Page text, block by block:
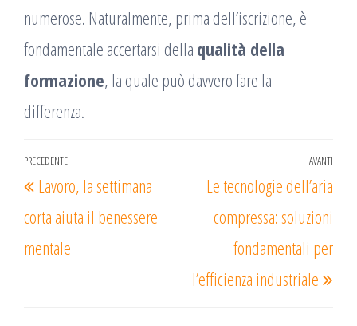
numerose. Naturalmente, prima dell’iscrizione, è
fondamentale accertarsi della qualità della
formazione, la quale può davvero fare la
differenza.
Navigazione
articoli
Articolo
precedente
PRECEDENTE
Lavoro, la settimana
corta aiuta il benessere
mentale
AVANTI
Le tecnologie dell’aria
compressa: soluzioni
fondamentali per
l’efficienza industriale